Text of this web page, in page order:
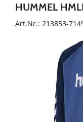
HUMMEL
Art.Nr.: 213853-